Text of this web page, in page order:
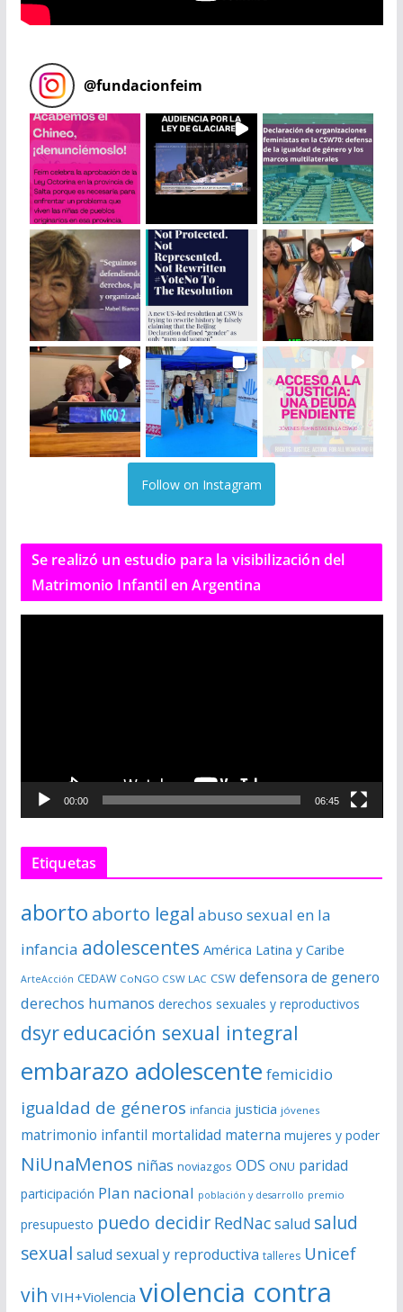
@fundacionfeim
Follow on Instagram
Se realizó un estudio para la visibilización del
Matrimonio Infantil en Argentina
c
r
v
í
e
o
00:00 06:45
Etiquetas
aborto aborto legal abuso sexual en la
infancia adolescentes América Latina y Caribe
ArteAcción CEDAW CoNGO CSW LAC CSW defensora de genero
derechos humanos derechos sexuales y reproductivos
dsyreducación sexual integral
embarazo adolescente femicidio
igualdad de géneros infancia justicia jóvenes
matrimonio infantil mortalidad materna mujeres y poder
NiUnaMenos niñas noviazgos ODS ONU paridad
participación Plan nacional población y desarrollo premio
presupuesto puedo decidir RedNacsalud salud
sexual salud sexual y reproductiva talleres Unicef
vih VIH+Violencia violencia contra